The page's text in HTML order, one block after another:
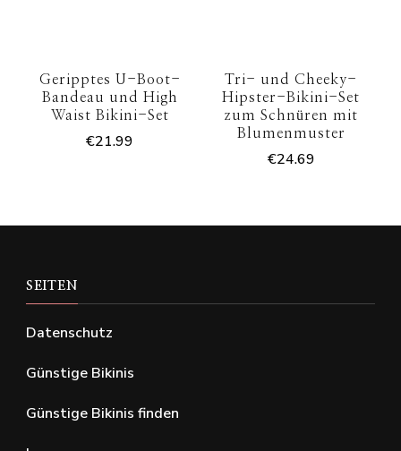
Geripptes U-Boot-
Bandeau und High
Waist Bikini-Set
€21.99
Tri- und Cheeky-
Hipster-Bikini-Set
zum Schnüren mit
Blumenmuster
€24.69
SEITEN
Datenschutz
Günstige Bikinis
Günstige Bikinis finden